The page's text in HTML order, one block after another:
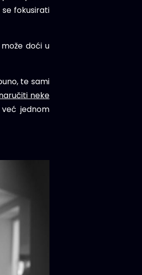
fokusirati
doći u
te sami
neke
jednom